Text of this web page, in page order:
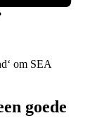
om SEA
goede